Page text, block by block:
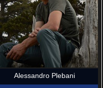
Alessandro Plebani